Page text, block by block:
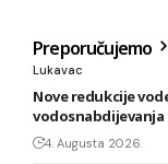
Preporučujemo
Lukavac
Nove redukcije
vodosnabdijevanja
4. Augusta 2026.